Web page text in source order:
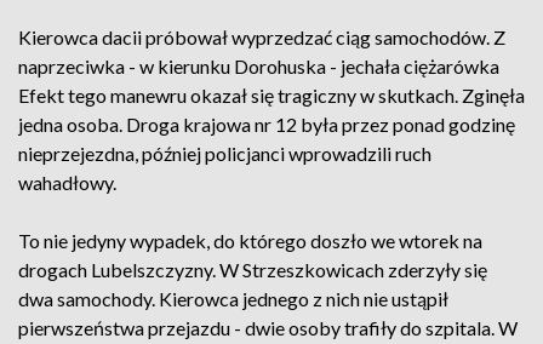
Kierowca dacii próbował wyprzedzać ciąg samochodów. Z
naprzeciwka - w kierunku Dorohuska - jechała ciężarówka
Efekt tego manewru okazał się tragiczny w skutkach. Zginęła
jedna osoba. Droga krajowa nr 12 była przez ponad godzinę
nieprzejezdna, później policjanci wprowadzili ruch
wahadłowy.
To nie jedyny wypadek, do którego doszło we wtorek na
drogach Lubelszczyzny. W Strzeszkowicach zderzyły się
dwa samochody. Kierowca jednego z nich nie ustąpił
pierwszeństwa przejazdu - dwie osoby trafiły do szpitala. W